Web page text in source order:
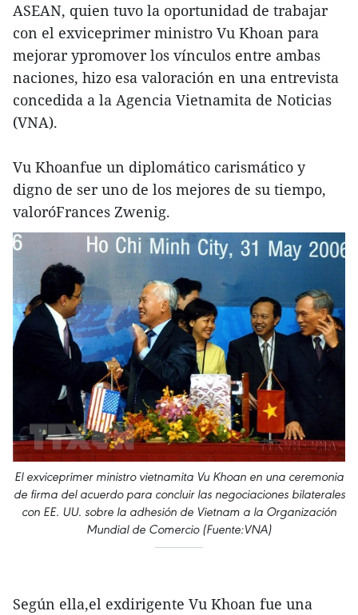
ASEAN, quien tuvo la oportunidad de trabajar
con el exviceprimer ministro Vu Khoan para
mejorar ypromover los vínculos entre ambas
naciones, hizo esa valoración en una entrevista
concedida a la Agencia Vietnamita de Noticias
(VNA).
Vu Khoanfue un diplomático carismático y
digno de ser uno de los mejores de su tiempo,
valoróFrances Zwenig.
El exviceprimer ministro vietnamita Vu Khoan en una ceremonia
de firma del acuerdo para concluir las negociaciones bilaterales
con EE. UU. sobre la adhesión de Vietnam a la Organización
Mundial de Comercio (Fuente:VNA)
Según ella,el exdirigente Vu Khoan fue una